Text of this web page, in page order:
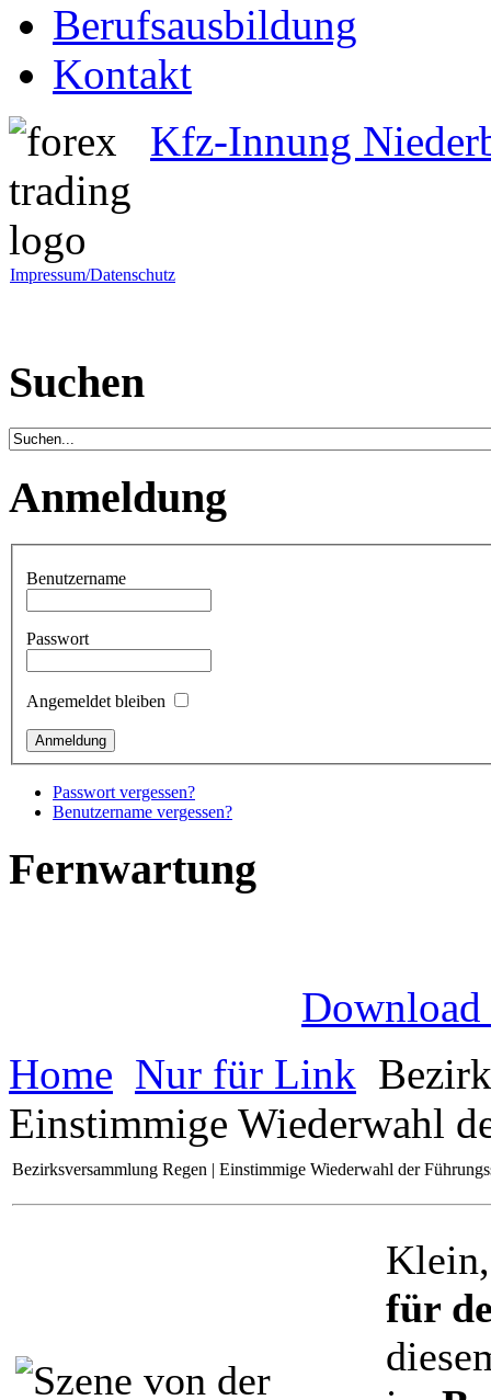
Berufsausbildung
Kontakt
Kfz-Innung
Impressum/Datenschutz
Suchen
Anmeldung
Benutzername
Passwort
Angemeldet bleiben
Passwort vergessen?
Benutzername vergessen?
Fernwartung
Download
Home Nur für Link
Einstimmige Wiederwahl
Bezirksversammlung Regen | Einstimmige Wiederwahl der
für